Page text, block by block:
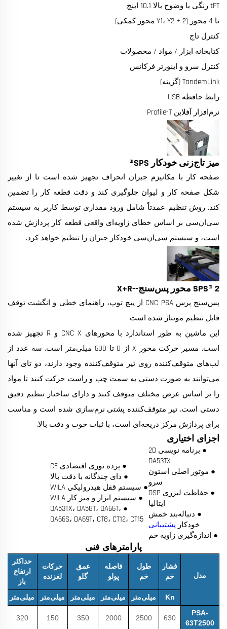
tFT رنگی با وضوح بالا 10.1 اینچ
تا 4 محور (Y1، Y2 + 2 محور کمکی)
کنترل تاج
کتابخانه ابزار / مواد / محصولات
کنترل سرو و اینورتر فرکانس
TandemLink (گزینه)
رابط حافظه USB
نرم‌افزار آفلاین Profile-T
میز تاج‌زنی خودکار SPS®
صفحه کار با مکانیزم جبران انحراف تجهیز شده است تا از تغییر
شکل صفحه کار و لیوان جلوگیری کند و دقت قطعه کار را تضمین
کند. روش تنظیم عمدتاً شامل ورود مقداری توسط کاربر به سیستم
سی‌ان‌سی بر اساس خطای زاویه‌ای واقعی قطعه کار پردازش شده
است، و سیستم سی‌ان‌سی خودکار جبران را تنظیم خواهد کرد.
SPS® 2 محور پس‌سنج--X+R
پس‌سنج پرس CNC PSA از پیچ توپ، راهنمای خطی و انگشت توقف
قابل تنظیم مونتاژ شده است.
این ماشین به طور استاندارد با محورهای CNC X و R تجهیز شده
است. مسیر حرکت محور X از 0 تا 600 میلی‌متر است. سه عدد از
لب‌های متوقف‌کننده روی تیر متوقف‌کننده وجود دارند، دو تای آنها
می‌توانند به صورت دستی به سمت چپ و راست حرکت کنند تا مواد
را بر اساس عرض مختلف متوقف کنند و دارای ساختار تنظیم دقیق
دستی است. تیر متوقف‌کننده پشتی نرم‌سازی شده است و مناسب
برای پردازش مرکز دریچه‌ای است، با ثبات خوب و دقت بالا.
اجزای اختیاری
● برنامه نویسی 2D
DA53TX
● موتور اصلی استون
سرو
● حفاظت لیزری DSP
ایتالیا
● دنباله‌بند خمش
خودکار پشتیبانی
● اندازه‌گیری زاویه خم
● پرده نوری اقتصادی CE
● دای چندگانه با دقت بالا
● سیستم قفل هیدرولیکی WILA
● سیستم ابزار و میز کار WILA
● DA53TX، DA58T، DA66T،
DA66S، DA69T، CT8، CT12، CT15
پارامترهای فنی
مدل
فشار
خم
طول
خم
فاصله
پولو
عمق
گلو
حرکات
لغزنده
حداکثر
ارتفاع
باز
Kn میلی‌متر میلی‌متر میلی‌متر میلی‌متر میلی‌متر
PSA-
63T2500
630
2500
2000
350
150
320